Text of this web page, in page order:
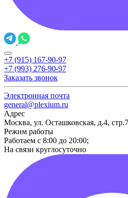
+7 (915) 167-90-97
+7 (993) 276-90-97
Заказать звонок
Электронная почта
general@plexium.ru
Адрес
Москва, ул. Осташковская, д.4, стр.7
Режим работы
Работаем с 8:00 до 20:00;
На связи круглосуточно